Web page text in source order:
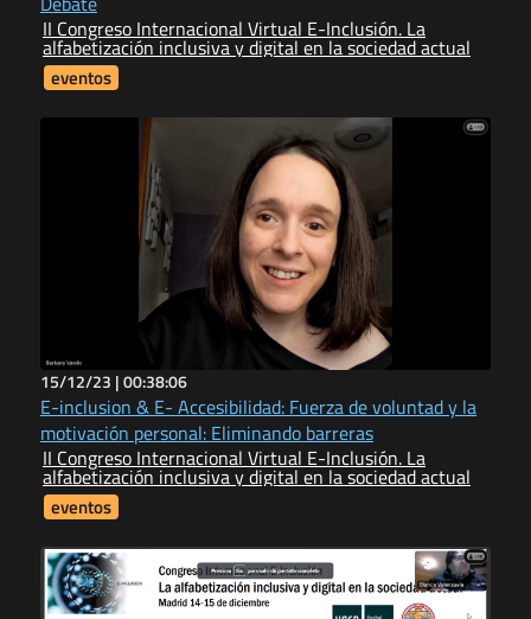
II Congreso Internacional Virtual E-Inclusión. La
alfabetización inclusiva y digital en la sociedad actual
eventos
15/12/23 |00:38:06
E-inclusion & E- Accesibilidad: Fuerza de voluntad y la
motivación personal: Eliminando barreras
II Congreso Internacional Virtual E-Inclusión. La
alfabetización inclusiva y digital en la sociedad actual
eventos